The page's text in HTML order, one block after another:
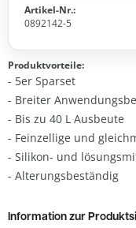
Artikel-Nr.:
0892142-5
Produktvorteile:
- 5er Sparset
- Breiter
- Bis zu 40 L Ausbeute
- Feinzellige und
- Silikon- und
- Alterungsbeständig
Information zur